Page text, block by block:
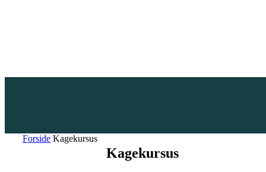
Forside Kagekursus
Kagekursus